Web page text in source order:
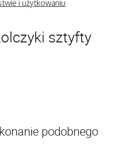
i użytkowaniu
sztyfty
podobnego